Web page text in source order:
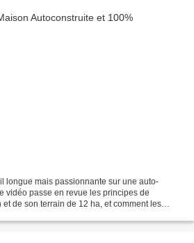
longue mais passionnante sur une auto-
vidéo passe en revue les principes de
de son terrain de 12 ha, et comment les